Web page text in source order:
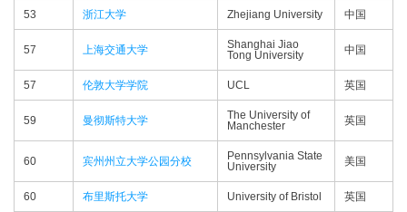
53 浙江大学 Zhejiang University 中国
57 上海交通大学
Shanghai Jiao
Tong University
中国
57 伦敦大学学院 UCL 英国
59 曼彻斯特大学
The University of
Manchester
英国
60 宾州州立大学公园分校
Pennsylvania State
University
美国
60 布里斯托大学 University of Bristol 英国